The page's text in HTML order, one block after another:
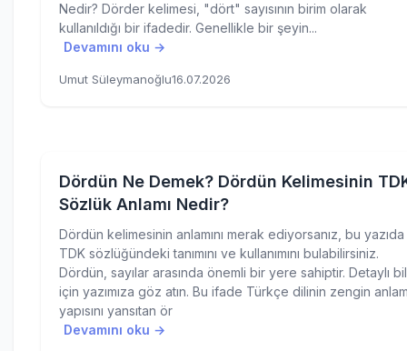
Nedir? Dörder kelimesi, "dört" sayısının birim olarak
kullanıldığı bir ifadedir. Genellikle bir şeyin...
Devamını oku →
Umut Süleymanoğlu16.07.2026
Dördün Ne Demek? Dördün Kelimesinin
Sözlük Anlamı Nedir?
Dördün kelimesinin anlamını merak ediyorsanız, bu yazıda
TDK sözlüğündeki tanımını ve kullanımını bulabilirsiniz.
Dördün, sayılar arasında önemli bir yere sahiptir. Detaylı
için yazımıza göz atın. Bu ifade Türkçe dilinin zengin
yapısını yansıtan ör
Devamını oku →